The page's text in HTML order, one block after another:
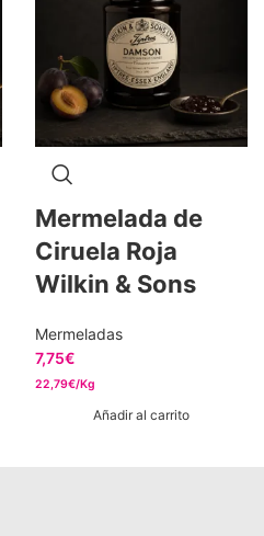
Mermelada de
Ciruela Roja
Wilkin & Sons
Mermeladas
7,75€
22,79€/Kg
Añadir al carrito